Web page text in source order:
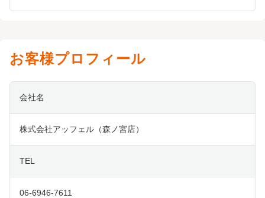
お客様プロフィール
会社名
株式会社アッフェル（森ノ宮店）
TEL
06-6946-7611